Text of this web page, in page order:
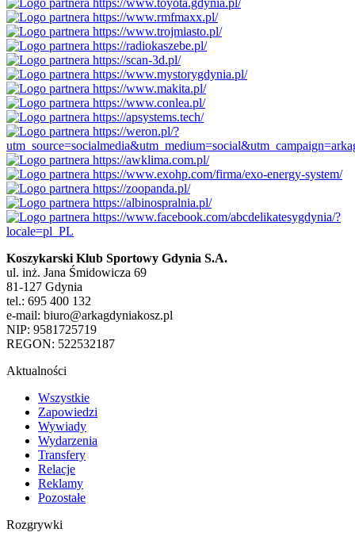
Koszykarski Klub Sportowy Gdynia S.A.
ul. inż. Jana Śmidowicza 69
81-127 Gdynia
tel.: 695 400 132
e-mail: biuro@arkagdyniakosz.pl
NIP: 9581725719
REGON: 522532187
Aktualności
Wszystkie
Zapowiedzi
Wywiady
Wydarzenia
Transfery
Relacje
Reklamy
Pozostałe
Rozgrywki